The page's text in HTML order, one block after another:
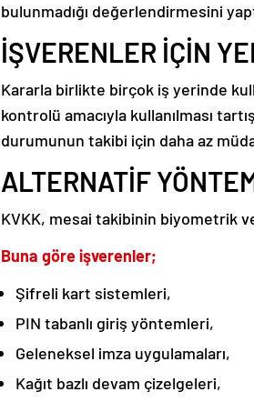
bulunmadığı değerlendirmesini
İŞVERENLER İÇİN
Kararla birlikte birçok iş yerinde
kontrolü amacıyla kullanılması
durumunun takibi için daha az
ALTERNATİF
KVKK, mesai takibinin biyometrik
Buna göre işverenler;
Şifreli kart sistemleri,
PIN tabanlı giriş yöntemleri,
Geleneksel imza uygulamaları,
Kağıt bazlı devam çizelgeleri,